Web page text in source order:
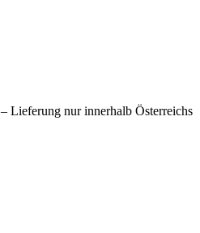
– Lieferung nur innerhalb Österreichs